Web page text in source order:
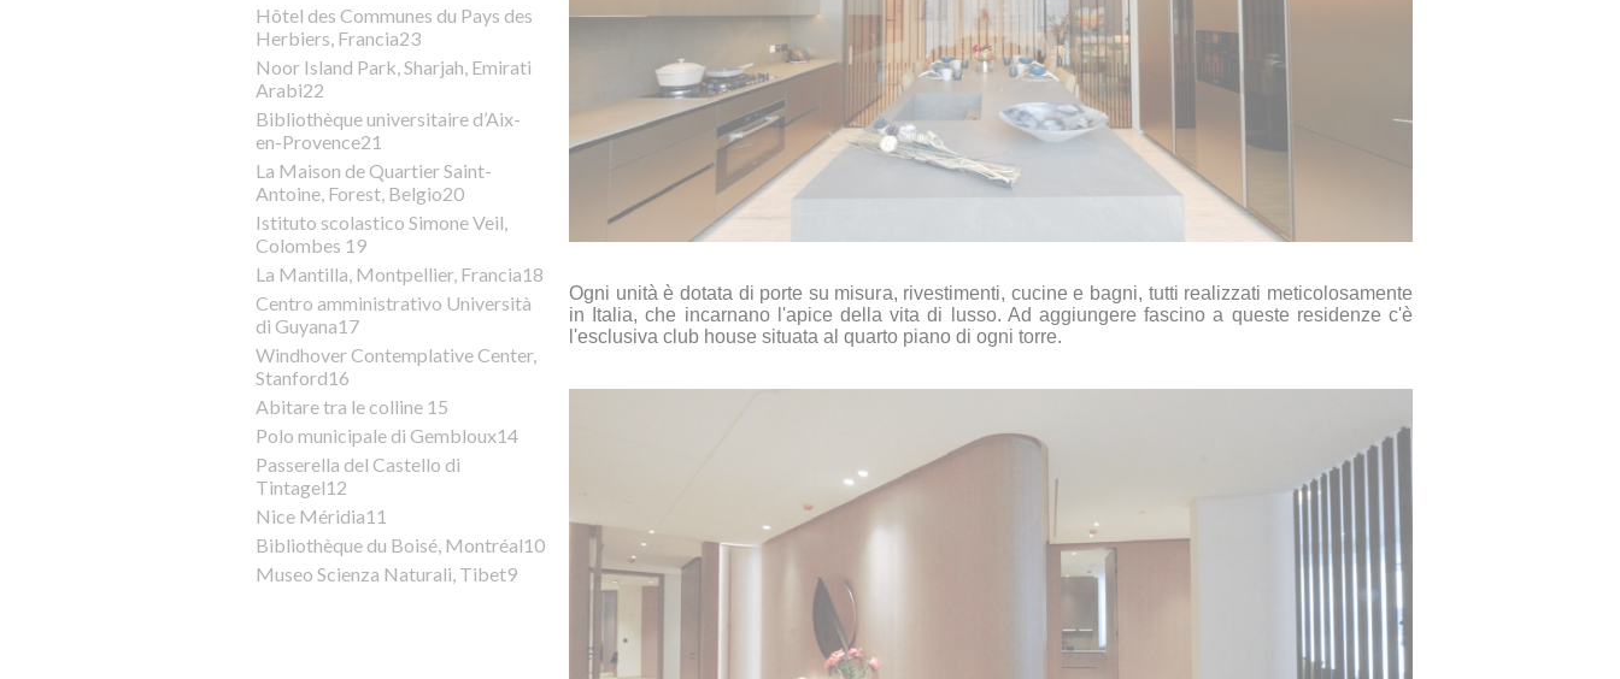
Hôtel des Communes du Pays des
Herbiers, Francia23
Noor Island Park, Sharjah, Emirati
Arabi22
Bibliothèque universitaire d’Aix-
en-Provence21
La Maison de Quartier Saint-
Antoine, Forest, Belgio20
Istituto scolastico Simone Veil,
Colombes 19
La Mantilla, Montpellier, Francia18
Centro amministrativo Università
di Guyana17
Windhover Contemplative Center,
Stanford16
Abitare tra le colline 15
Polo municipale di Gembloux14
Passerella del Castello di
Tintagel12
Nice Méridia11
Bibliothèque du Boisé, Montréal10
Museo Scienza Naturali, Tibet9
Ogni unità è dotata di porte su misura, rivestimenti, cucine e bagni, tutti realizzati meticolosamente
in Italia, che incarnano l'apice della vita di lusso. Ad aggiungere fascino a queste residenze c'è
l'esclusiva club house situata al quarto piano di ogni torre.